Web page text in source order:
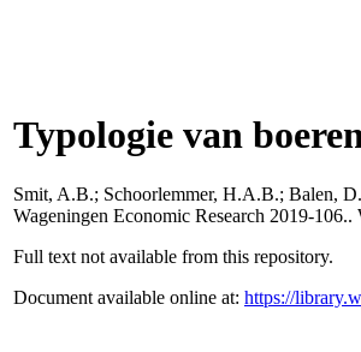
Typologie van
Smit, A.B.; Schoorlemmer, H.A.B.; Balen,
Wageningen Economic Research 2019-
Full text not available from this repository.
Document available online at: https://